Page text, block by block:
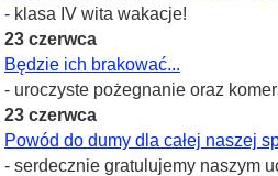
- klasa IV wita wakacje!
23 czerwca
Będzie ich brakować...
- uroczyste pożegnanie oraz
23 czerwca
Powód do dumy dla całej naszej
- serdecznie gratulujemy naszym